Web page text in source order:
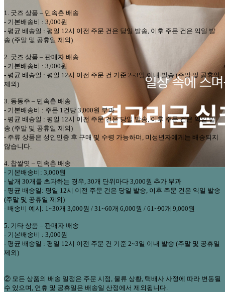
1. 굿즈 상품 – 민속촌 배송
- 기본배송비 : 3,000원
- 평균 배송일 : 평일 12시 이전 주문 건은 당일 발송 이후 주문 건은 익일 발
송 (주말 및 공휴일 제외)
2. 굿즈 상품 – 판매자 배송
- 기본배송비 : 3,000원
- 평균 배송일 : 평일 12시 이전 주문 건 기준 2~3일 이내 발송(주말 및 공휴일
제외)
3. 동동주 – 민속촌 배송
- 기본배송비 : 주문 1 건당3,000원 부과
- 평균 배송일 : 평일 12시 이전 주문 건은 당일 발송 ,이후 주문 건은 익일 발
송 (주말 및 공휴일 제외)
- 주류 상품은 성인인증 후 구매 및 수령 가능하며 미성년자에게는 배송되지
않습니다
4. 찹쌀엿 – 민속촌 배송
- 기본배송비 : 3,000원
- 낱개 30개를 초과하는 경우 , 30개 단위마다 3,000원 추가 부과
- 평균 배송일 : 평일 12시 이전 주문 건은 당일 발송 이후 주문 건은 익일 발송
(주말 및 공휴일 제외)
- 배송비 예시 : 1~30개 3,000원 / 31~60개 6,000원 / 61~90개 9,000원
5. 기타 상품 – 판매자 배송
- 기본배송비 : 3,000원
- 평균 배송일 : 평일 12시 이전 주문 건 기준 2~3일 이내 발송 (주말 및 공휴일
제외)
② 모든 상품의 배송 일정은 주문 시점 물류 상황 택배사 사정에 따라 변동될
수 있으며 연휴 및 공휴일은 배송일 산정에서 제외됩니다